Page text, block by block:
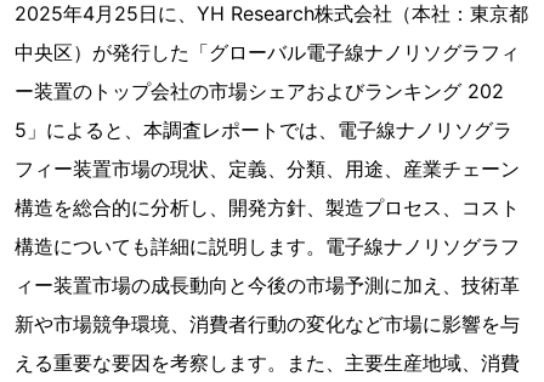
2025年4月25日に、YH Research株式会社（本社：東京都
中央区）が発行した「グローバル電子線ナノリソグラフィ
ー装置のトップ会社の市場シェアおよびランキング 202
5」によると、本調査レポートでは、電子線ナノリソグラ
フィー装置市場の現状、定義、分類、用途、産業チェーン
構造を総合的に分析し、開発方針、製造プロセス、コスト
構造についても詳細に説明します。電子線ナノリソグラフ
ィー装置市場の成長動向と今後の市場予測に加え、技術革
新や市場競争環境、消費者行動の変化など市場に影響を与
える重要な要因を考察します。また、主要生産地域、消費